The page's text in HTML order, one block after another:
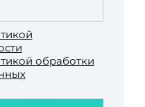
обработки